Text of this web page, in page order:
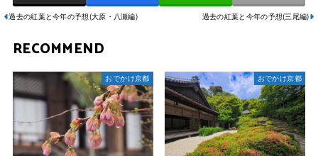
過去の紅葉と今年の予想(大原・八瀬編) 過去の紅葉と今年の予想(三尾編)
RECOMMEND
おでかけ京都 おでかけ京都